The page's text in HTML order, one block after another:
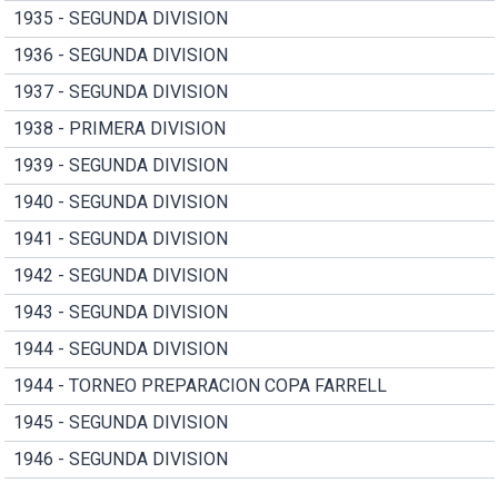
1935 - SEGUNDA DIVISION
1936 - SEGUNDA DIVISION
1937 - SEGUNDA DIVISION
1938 - PRIMERA DIVISION
1939 - SEGUNDA DIVISION
1940 - SEGUNDA DIVISION
1941 - SEGUNDA DIVISION
1942 - SEGUNDA DIVISION
1943 - SEGUNDA DIVISION
1944 - SEGUNDA DIVISION
1944 - TORNEO PREPARACION COPA FARRELL
1945 - SEGUNDA DIVISION
1946 - SEGUNDA DIVISION